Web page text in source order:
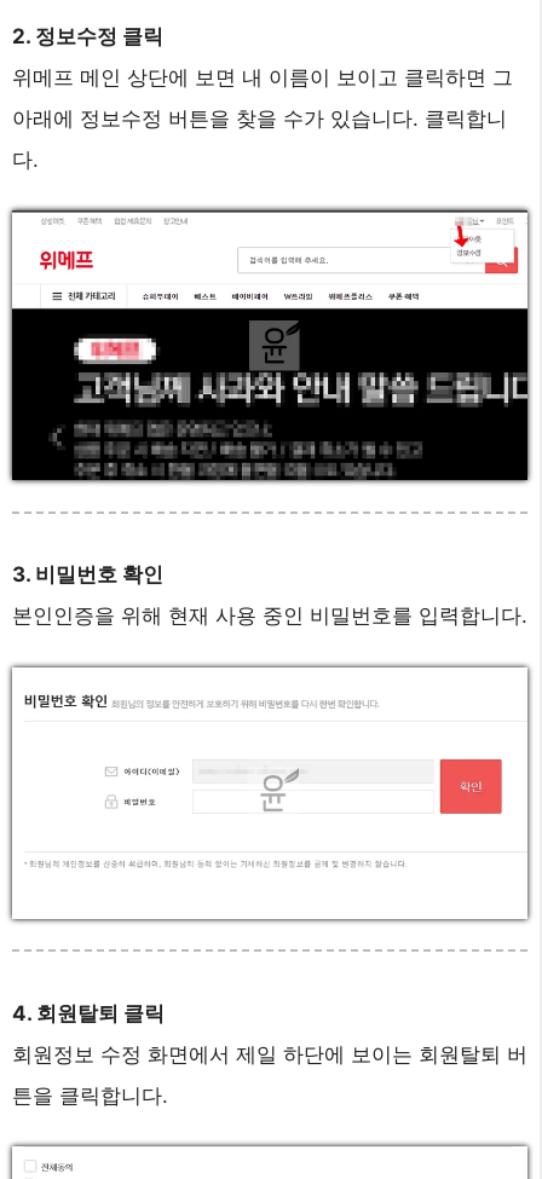
2. 정보수정 클릭
위메프 메인 상단에 보면 내 이름이 보이고 클릭하면 그
아래에 정보수정 버튼을 찾을 수가 있습니다. 클릭합니
다.
3. 비밀번호 확인
본인인증을 위해 현재 사용 중인 비밀번호를 입력합니다.
4. 회원탈퇴 클릭
회원정보 수정 화면에서 제일 하단에 보이는 회원탈퇴 버
튼을 클릭합니다.